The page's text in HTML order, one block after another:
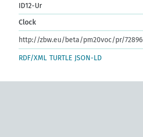
ID12-Ur
Clock
http://zbw.eu/beta/pm20voc/pr/72896
RDF/XML TURTLE JSON-LD